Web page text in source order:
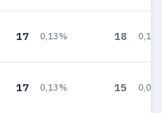
17 0,13% 18
17 0,13% 15